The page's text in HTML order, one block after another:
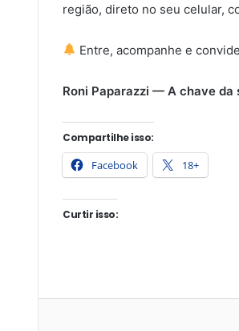
região, direto no seu celular,
Entre, acompanhe e
Roni Paparazzi — A chave da
Compartilhe isso:
Facebook 18+
Curtir isso: